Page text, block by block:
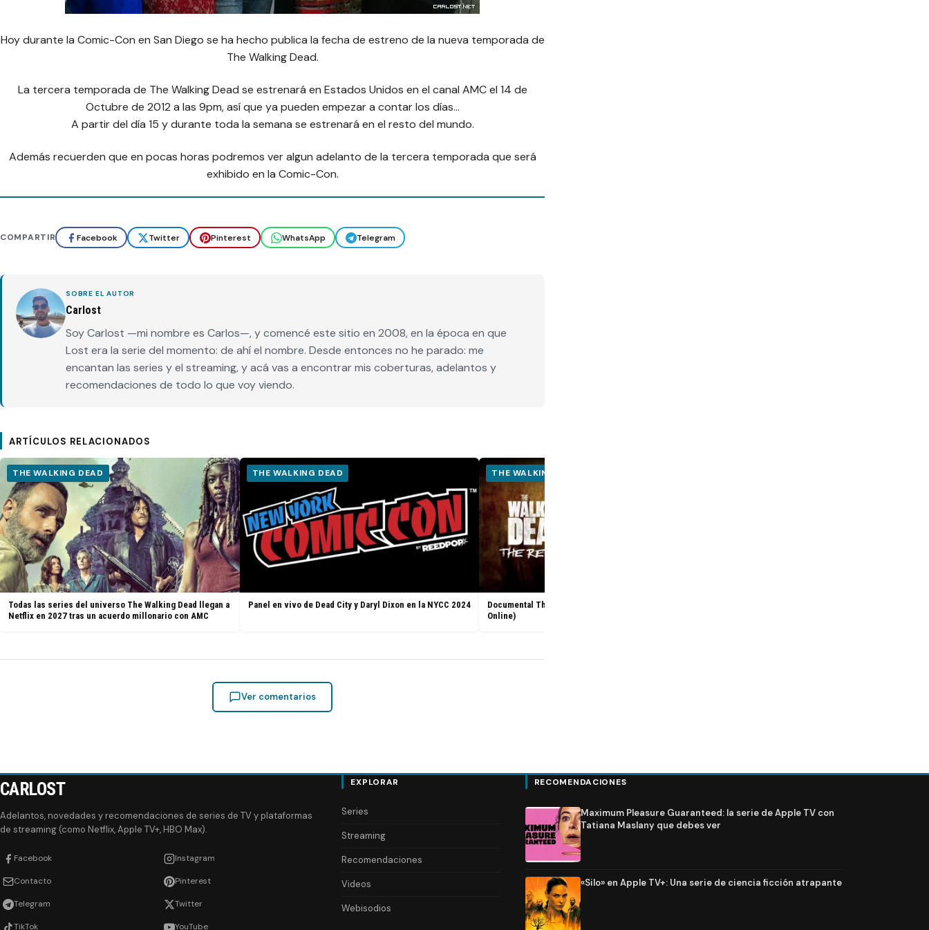
Hoy durante la Comic-Con en San Diego se ha hecho publica la fecha de estreno de la nueva temporada de
The Walking Dead.
La tercera temporada de The Walking Dead se estrenará en Estados Unidos en el canal AMC el 14 de
Octubre de 2012 a las 9pm, así que ya pueden empezar a contar los días…
A partir del día 15 y durante toda la semana se estrenará en el resto del mundo.
Además recuerden que en pocas horas podremos ver algun adelanto de la tercera temporada que será
exhibido en la Comic-Con.
COMPARTIR Facebook Twitter Pinterest WhatsApp Telegram
SOBRE EL AUTOR
Carlost
Soy Carlost —mi nombre es Carlos—, y comencé este sitio en 2008, en la época en que
Lost era la serie del momento: de ahí el nombre. Desde entonces no he parado: me
encantan las series y el streaming, y acá vas a encontrar mis coberturas, adelantos y
recomendaciones de todo lo que voy viendo.
ARTÍCULOS RELACIONADOS
THE WALKING DEAD
Todas las series del universo The Walking Dead llegan a
Netflix en 2027 tras un acuerdo millonario con AMC
THE WALKING DEAD
Panel en vivo de Dead City y Daryl Dixon en la NYCC 2024
THE WALKING DEAD
Documental The Walking Dead: The Return (Subtitulado
Online)
Ver comentarios
CARLOST
Adelantos, novedades y recomendaciones de series de TV y plataformas
de streaming (como Netflix, Apple TV+, HBO Max).
Facebook Instagram
Contacto Pinterest
Telegram Twitter
TikTok YouTube
EXPLORAR
Series
Streaming
Recomendaciones
Videos
Webisodios
RECOMENDACIONES
Maximum Pleasure Guaranteed: la serie de Apple TV con
Tatiana Maslany que debes ver
«Silo» en Apple TV+: Una serie de ciencia ficción atrapante